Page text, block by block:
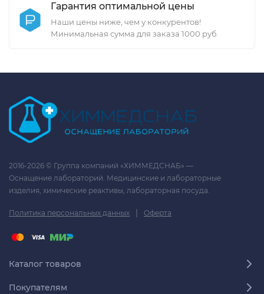
Гарантия оптимальной цены
Наши цены ниже, чем у конкурентов!
Минимальная сумма для заказа 1000 руб.
2016-2026 © Группа компаний «ХИММЕДСНАБ» —
Оснащение лабораторий. Медицинские и лабораторные
изделия, химические реактивы, лабораторная посуда.
Политика персональных данных | Оферта
Каталог товаров
Покупателям